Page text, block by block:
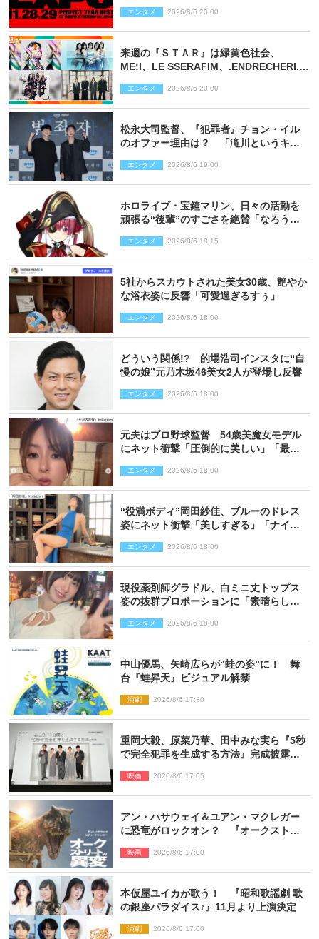
エンタメ 2026/8/6 20:00
来週の『ＳＴＡＲ』は緑黄色社会、
ME:I、LE SSERAFIM、.ENDRECHERI.が
エンタメ 2026/8/6 20:00
松永大司監督、『犯罪者』チョン・イル
のオファー理由は？ 「滝川というキャ
かった」
エンタメ 2026/8/6 19:00
ホロライブ・宝鐘マリン、日々の活動を
頑張る“後輩”のすごさを絶賛「なろう系
エンタメ 2026/8/6 18:15
5社からスカウトされた美女30歳、艶やか
な浴衣姿に反響「可愛過ぎるすぅ」
エンタメ 2026/8/6 18:00
どういう関係!? 的場浩司インスタに“自
慢の娘”元乃木坂46美女2人が登場し反響
エンタメ 2026/8/6 18:00
元夫はプロ野球監督 54歳美魔女モデル
にネット衝撃「圧倒的に美しい」「最強
エンタメ 2026/8/6 18:00
“役満ボディ”岡田紗佳、ブルーのドレス
姿にネット衝撃「美しすぎる」「ナイ
エンタメ 2026/8/6 18:00
現役薬剤師グラドル、白ミニ丈トップス
姿の抜群プロポーションに「素晴らしす
エンタメ 2026/8/6 18:00
中山優馬、矢崎広らが“蛙の姿”に！ 舞
台『蛙昇天』ビジュアル解禁
演劇 2026/8/6 17:30
重岡大毅、原菜乃華、田中みな実ら『5秒
で完全犯罪を生成する方法』完成披露に
映画 2026/8/6 17:05
アン・ハサウェイ＆ユアン・マクレガー
に恐竜がロックオン？ 『オークストリ
解禁
映画 2026/8/6 17:00
本仮屋ユイカが歌う！ 『昭和歌謡劇 歌
の銀座パラダイス♪』11月より上演決定
演劇 2026/8/6 17:00